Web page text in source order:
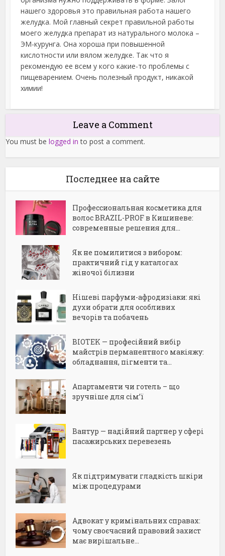
нашего здоровья это правильная работа нашего
желудка. Мой главный секрет правильной работы
моего желудка препарат из натурального молока –
ЭМ-курунга. Она хороша при повышенной
кислотности или вялом желудке. Так что я
рекомендую ее всем у кого какие-то проблемы с
пищеварением. Очень полезный продукт, никакой
химии!
Leave a Comment
You must belogged in to post a comment.
Последнее на сайте
Профессиональная косметика для
волос BRAZIL-PROF в Кишиневе:
современные решения для...
Як не помилитися з вибором:
практичний гід у каталогах
жіночої білизни
Нішеві парфуми-афродизіаки: які
духи обрати для особливих
вечорів та побачень
BIOTEK — професійний вибір
майстрів перманентного макіяжу:
обладнання, пігменти та...
Апартаменти чи готель – що
зручніше для сім’ї
Вантур — надійний партнер у сфері
пасажирських перевезень
Як підтримувати гладкість шкіри
між процедурами
Адвокат у кримінальних справах:
чому своєчасний правовий захист
має вирішальне...